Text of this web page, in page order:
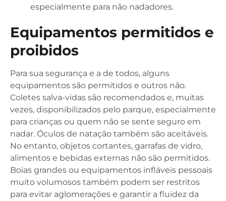
especialmente para não nadadores.
Equipamentos permitidos e
proibidos
Para sua segurança e a de todos, alguns
equipamentos são permitidos e outros não.
Coletes salva-vidas são recomendados e, muitas
vezes, disponibilizados pelo parque, especialmente
para crianças ou quem não se sente seguro em
nadar. Óculos de natação também são aceitáveis.
No entanto, objetos cortantes, garrafas de vidro,
alimentos e bebidas externas não são permitidos.
Boias grandes ou equipamentos infláveis pessoais
muito volumosos também podem ser restritos
para evitar aglomerações e garantir a fluidez da